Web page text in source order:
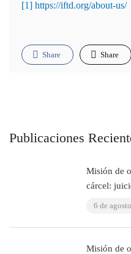
[1] https://iftd.org/about-us/
Share Share
Publicaciones
Misión de
cárcel:
6 de
Misión de